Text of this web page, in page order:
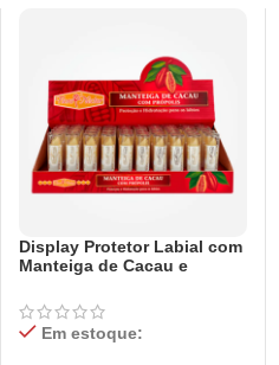
Display Protetor Labial com
Manteiga de Cacau e
Em estoque: